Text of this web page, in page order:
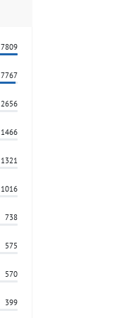
7809
7767
2656
1466
1321
1016
738
575
570
399